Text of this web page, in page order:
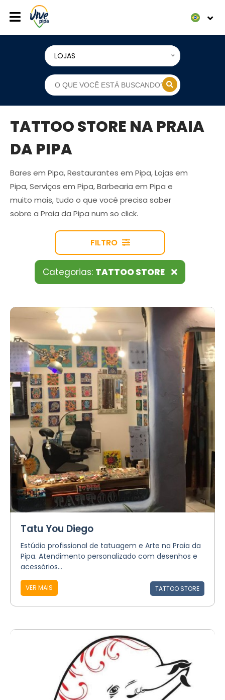
LOJAS
TATTOO STORE NA PRAIA
DA PIPA
Bares em Pipa, Restaurantes em Pipa, Lojas em
Pipa, Serviços em Pipa, Barbearia em Pipa e
muito mais, tudo o que você precisa saber
sobre a Praia da Pipa num so click.
FILTRO
Categorias: TATTOO STORE
Tatu You Diego
Estúdio profissional de tatuagem e Arte na Praia da
Pipa. Atendimento personalizado com desenhos e
acessórios...
VER MAIS TATTOO STORE